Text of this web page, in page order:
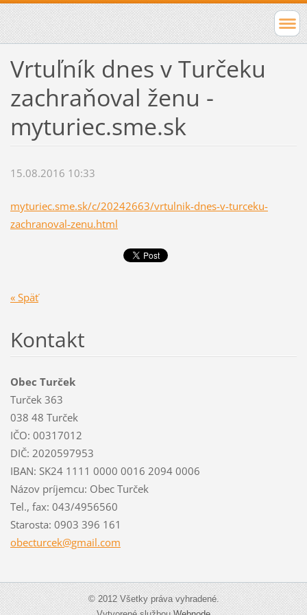
Vrtuľník dnes v Turčeku
zachraňoval ženu -
myturiec.sme.sk
15.08.2016 10:33
myturiec.sme.sk/c/20242663/vrtulnik-dnes-v-turceku-
zachranoval-zenu.html
« Späť
Kontakt
Obec Turček
Turček 363
038 48 Turček
IČO: 00317012
DIČ: 2020597953
IBAN: SK24 1111 0000 0016 2094 0006
Názov príjemcu: Obec Turček
Tel., fax: 043/4956560
Starosta: 0903 396 161
obecturcek@gmail.com
© 2012 Všetky práva vyhradené.